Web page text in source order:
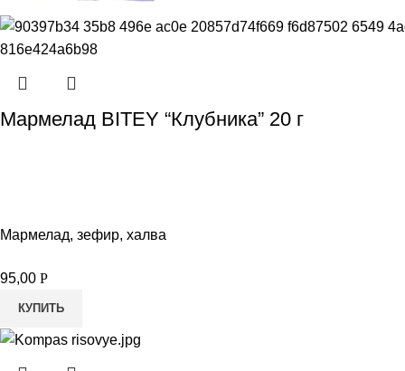
Мармелад BITEY “Клубника” 20 г
Мармелад, зефир, халва
95,00 Р
КУПИТЬ